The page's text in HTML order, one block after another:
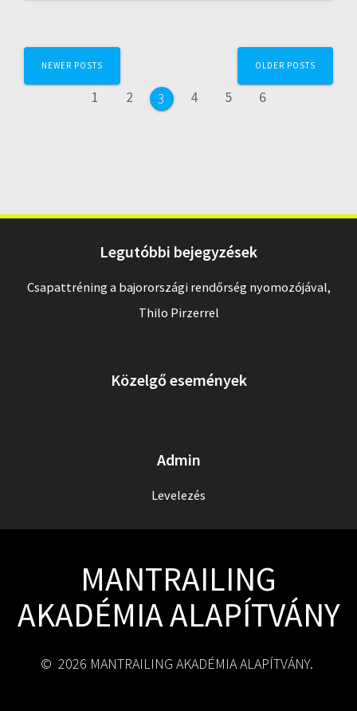
Posts
navigation
NEWER POSTS
Page
1 Page
2 Page
3 Page
4 Page
5 Page
6
OLDER POSTS
Legutóbbi bejegyzések
Csapattréning a bajorországi rendőrség nyomozójával,
Thilo Pirzerrel
Közelgő események
Admin
Levelezés
MANTRAILING
AKADÉMIA ALAPÍTVÁNY
© 2026 MANTRAILING AKADÉMIA ALAPÍTVÁNY.